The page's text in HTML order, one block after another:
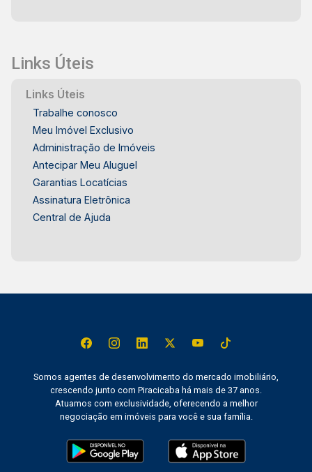
Links Úteis
Links Úteis
Trabalhe conosco
Meu Imóvel Exclusivo
Administração de Imóveis
Antecipar Meu Aluguel
Garantias Locatícias
Assinatura Eletrônica
Central de Ajuda
Somos agentes de desenvolvimento do mercado imobiliário,
crescendo junto com Piracicaba há mais de 37 anos.
Atuamos com exclusividade, oferecendo a melhor
negociação em imóveis para você e sua família.